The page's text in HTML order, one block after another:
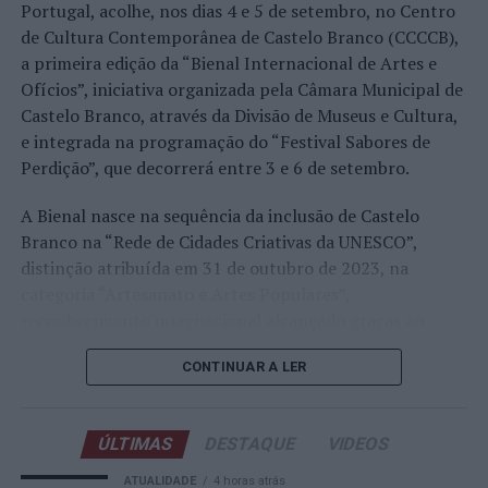
realizado em território nacional. Nuno Borges, Jaime
Faria, Henrique Rocha, Frederico Ferreira Silva, Tiago
Pereira e Tiago Torres integraram o quadro principal,
beneficiando, de igual modo, da reorganização dos wild
cards após as entradas diretas de alguns jogadores.
Entre os portugueses, Tiago Torres e Jaime Faria
protagonizaram as melhores campanhas da edição,
ambos alcançando os quartos de final. Torres assinou
um dos resultados mais marcantes do torneio ao
neerlandês Botic van de Zandschulp, alcançando
também os quartos de final, onde acabou eliminado pelo
Portugal, acolhe, nos dias 4 e 5 de setembro, no Centro
de Cultura Contemporânea de Castelo Branco (CCCCB),
a primeira edição da “Bienal Internacional de Artes e
Ofícios”, iniciativa organizada pela Câmara Municipal de
Castelo Branco, através da Divisão de Museus e Cultura,
e integrada na programação do “Festival Sabores de
Perdição”, que decorrerá entre 3 e 6 de setembro.
A Bienal nasce na sequência da inclusão de Castelo
Branco na “Rede de Cidades Criativas da UNESCO”,
distinção atribuída em 31 de outubro de 2023, na
“valor patrimonial, artístico e identitário” do “Bordado
de Castelo Branco”, uma das manifestações mais
da identidade albicastrense.
Ao longo de dois dias, especialistas nacionais e
CONTINUAR A LER
ÚLTIMAS
ATUALIDADE 4 horas atrás